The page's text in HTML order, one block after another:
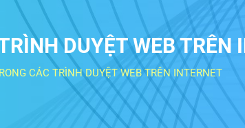
DUYỆT WEB TRÊN
CÁC TRÌNH DUYỆT WEB TRÊN INTERNET